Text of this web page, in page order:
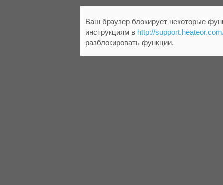
Ваш браузер блокирует некоторые
инструкциям в http://
разблокировать функции.